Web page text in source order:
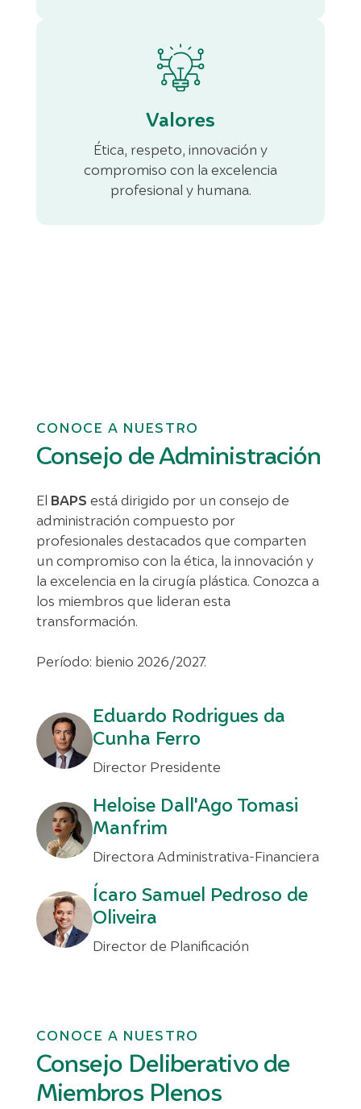
Valores
Ética, respeto, innovación y
compromiso con la excelencia
profesional y humana.
CONOCE A NUESTRO
Consejo de Administración
El BAPS está dirigido por un consejo de
administración compuesto por
profesionales destacados que comparten
un compromiso con la ética, la innovación y
la excelencia en la cirugía plástica. Conozca a
los miembros que lideran esta
transformación.
Período: bienio 2026/2027.
Eduardo Rodrigues da
Cunha Ferro
Director Presidente
Heloise Dall'Ago Tomasi
Manfrim
Directora Administrativa-Financiera
Ícaro Samuel Pedroso de
Oliveira
Director de Planificación
CONOCE A NUESTRO
Consejo Deliberativo de
Miembros Plenos